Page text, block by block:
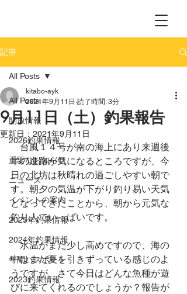
記事
All Posts
開放情報
2026釣果情報
重要なお知らせ
ニュース
イベントの案内
2025年釣果情報
2024年釣果情報
年間パスポート
2023釣果情報
All Posts
9月11日（土）釣果報告
kitabo-ayk
2021年9月11日 読了時間: 3分
更新日： 2021年9月11日
台風１４号が南の海上にあり来週後
半の進路が気になるところですが、今
日の北坊は秋晴れの過ごしやすい朝で
す。朝夕の気温が下がり釣り易い天気
となってきたことから、朝から元気な
釣り人でいっぱいです。
水温がまだ少し高めですので、海の
中はまだ夏を引きずっている感じのよ
うですが、さて今日はどんな魚種が遊
びに来てくれるのでしょうか？報告が